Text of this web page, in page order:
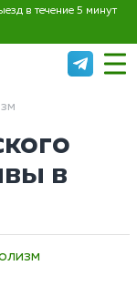
в течение 5 минут
в